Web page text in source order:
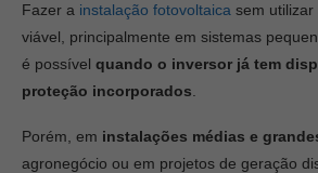
Fazer a instalação fotovoltaica sem
viável, principalmente em sistemas
é possível quando o inversor já tem
proteção incorporados
Porém, em instalações médias e
agronegócio ou em projetos de geração